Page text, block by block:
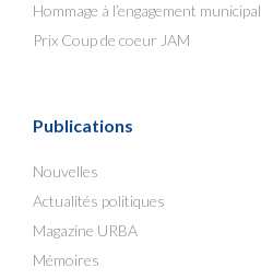
Hommage à l’engagement municipal
Prix Coup de coeur JAM
Publications
Nouvelles
Actualités politiques
Magazine URBA
Mémoires